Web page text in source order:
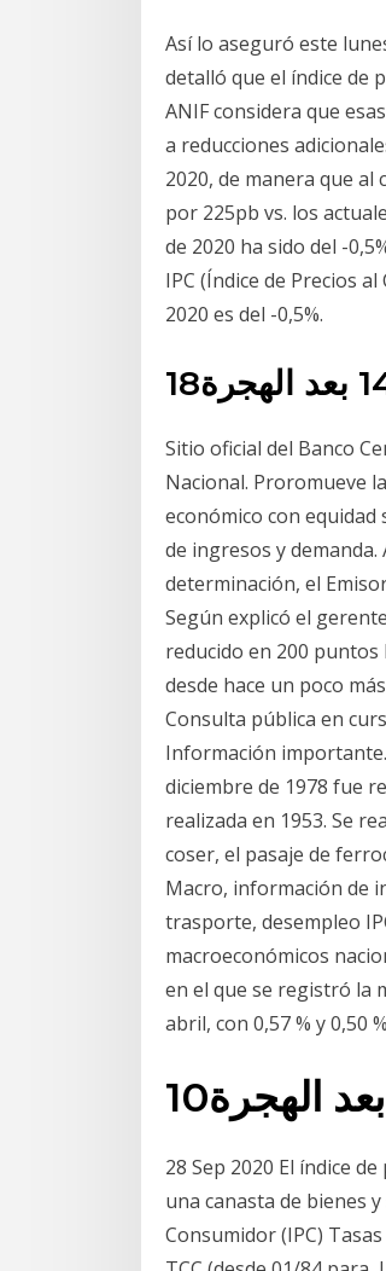
Así lo aseguró este
detalló que el índice de
ANIF considera que
a reducciones
2020, de manera que
por 225pb vs. los
de 2020 ha sido del -
IPC (Índice de Precios
2020 es del -0,5%.
Sitio oficial del Banco
Nacional. Proromueve
económico con equidad
de ingresos y
determinación, el
Según explicó el
reducido en 200 puntos
desde hace un poco
Consulta pública en
Información
diciembre de 1978 fue
realizada en 1953. Se
coser, el pasaje de
Macro, información de
trasporte, desempleo
macroeconómicos
en el que se registró la
abril, con 0,57 % y 0,50
28 Sep 2020 El índice
una canasta de bienes
Consumidor (IPC)